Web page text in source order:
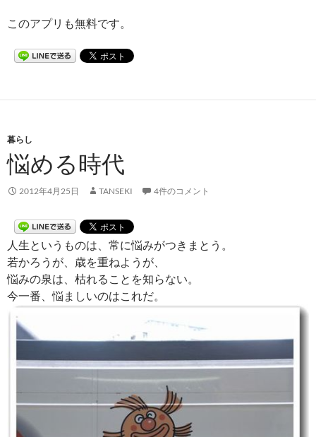
このアプリも無料です。
暮らし
悩める時代
2012年4月25日 TANSEKI 4件のコメント
人生というものは、常に悩みがつきまとう。
若かろうが、歳を重ねようが、
悩みの泉は、枯れることを知らない。
今一番、悩ましいのはこれだ。